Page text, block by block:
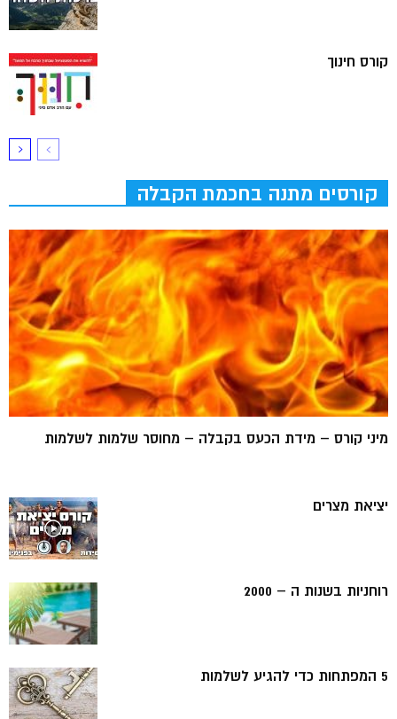
קורס חינוך
קורסים מתנה בחכמת הקבלה
מיני קורס – מידת הכעס בקבלה – מחוסר שלמות לשלמות
יציאת מצרים
רוחניות בשנות ה – 2000
5 המפתחות כדי להגיע לשלמות